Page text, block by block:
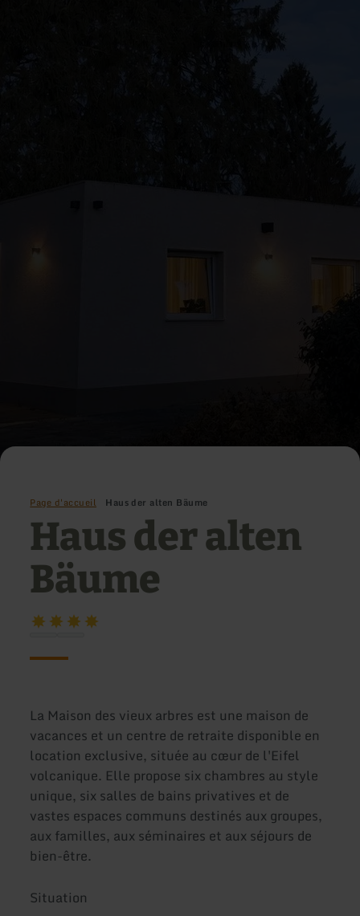
Page d'accueil Haus der alten Bäume
Haus der alten
Bäume
La Maison des vieux arbres est une maison de
vacances et un centre de retraite disponible en
location exclusive, située au cœur de l'Eifel
volcanique. Elle propose six chambres au style
unique, six salles de bains privatives et de
vastes espaces communs destinés aux groupes,
aux familles, aux séminaires et aux séjours de
bien-être.
Situation